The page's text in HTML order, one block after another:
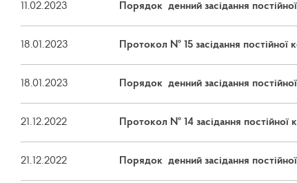
11.02.2023 Порядок денний засідання
18.01.2023 Протокол № 15 засідання постійної
18.01.2023 Порядок денний засідання
21.12.2022 Протокол № 14 засідання постійної
21.12.2022 Порядок денний засідання